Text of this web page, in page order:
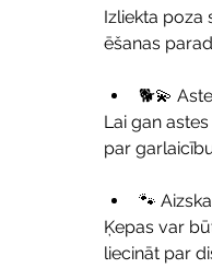
Izliekta poza
ēšanas
🐕💫
Lai gan
par
🐾
Ķepas var
liecināt par